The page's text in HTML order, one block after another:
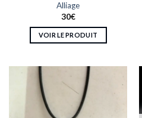
du
produit
Alliage
30€
VOIR LE PRODUIT
plusieurs
variations.
Les